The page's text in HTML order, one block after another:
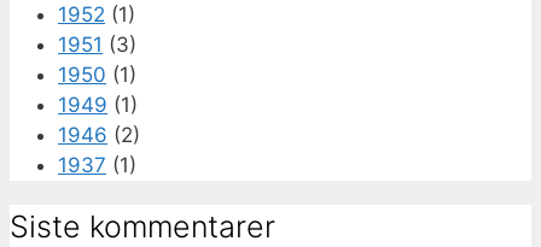
1952 (1)
1951 (3)
1950 (1)
1949 (1)
1946 (2)
1937 (1)
Siste kommentarer